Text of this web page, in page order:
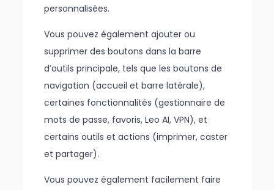
personnalisées.
Vous pouvez également ajouter ou
supprimer des boutons dans la barre
d’outils principale, tels que les boutons de
navigation (accueil et barre latérale),
certaines fonctionnalités (gestionnaire de
mots de passe, favoris, Leo AI, VPN), et
certains outils et actions (imprimer, caster
et partager).
Vous pouvez également facilement faire